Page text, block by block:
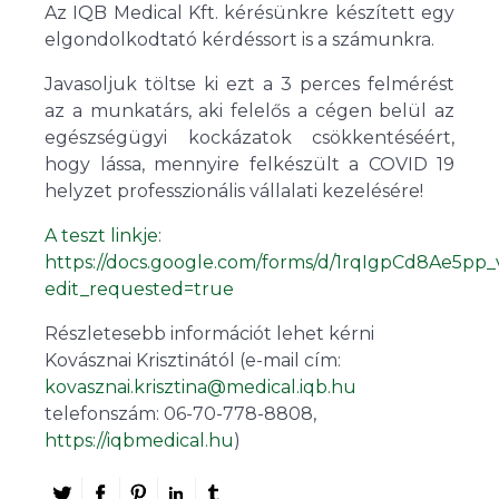
Az IQB Medical Kft. kérésünkre készített egy
elgondolkodtató kérdéssort is a számunkra.
Javasoljuk töltse ki ezt a 3 perces felmérést
az a munkatárs, aki felelős a cégen belül az
egészségügyi kockázatok csökkentéséért,
hogy lássa, mennyire felkészült a COVID 19
helyzet professzionális vállalati kezelésére!
A teszt linkje:
https://docs.google.com/forms/d/
edit_requested=true
Részletesebb információt lehet kérni
Kovásznai Krisztinától (e-mail cím:
kovasznai.krisztina@medical.iqb.hu
telefonszám: 06-70-778-8808,
https://iqbmedical.hu)